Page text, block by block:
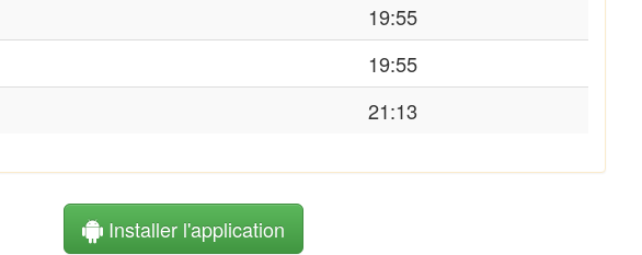
19:55
19:55
21:13
Installer l'application